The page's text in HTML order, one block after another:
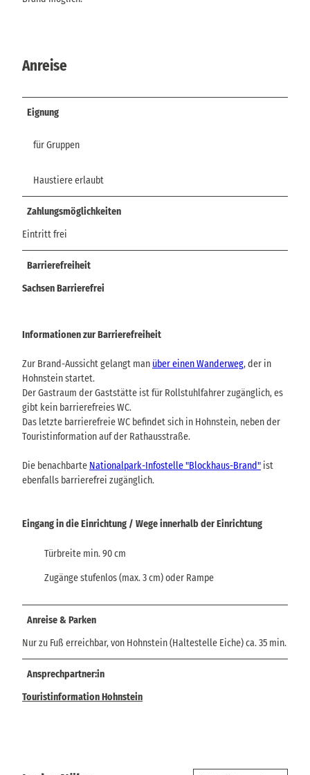
Anreise
Eignung
für Gruppen
Haustiere erlaubt
Zahlungsmöglichkeiten
Eintritt frei
Barrierefreiheit
Sachsen Barrierefrei
Informationen zur Barrierefreiheit
Zur Brand-Aussicht gelangt man über einen Wanderweg, der in
Hohnstein startet.
Der Gastraum der Gaststätte ist für Rollstuhlfahrer zugänglich, es
gibt kein barrierefreies WC.
Das letzte barrierefreie WC befindet sich in Hohnstein, neben der
Touristinformation auf der Rathausstraße.
Die benachbarte Nationalpark-Infostelle "Blockhaus-Brand" ist
ebenfalls barrierefrei zugänglich.
Eingang in die Einrichtung / Wege innerhalb der Einrichtung
Türbreite min. 90 cm
Zugänge stufenlos (max. 3 cm) oder Rampe
Anreise & Parken
Nur zu Fuß erreichbar, von Hohnstein (Haltestelle Eiche) ca. 35 min.
Ansprechpartner:in
Touristinformation Hohnstein